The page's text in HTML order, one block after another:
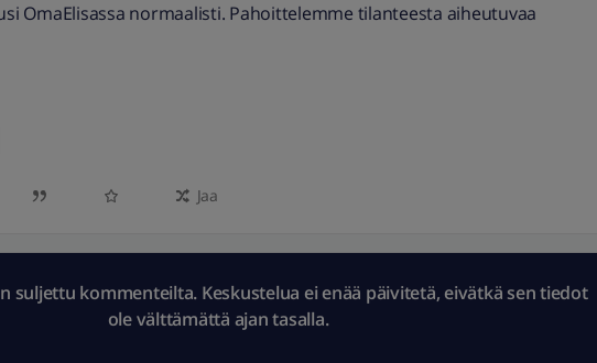
OmaElisassa normaalisti. Pahoittelemme tilanteesta aiheutuvaa
Jaa
suljettu kommenteilta. Keskustelua ei enää päivitetä, eivätkä sen tiedot
ole välttämättä ajan tasalla.